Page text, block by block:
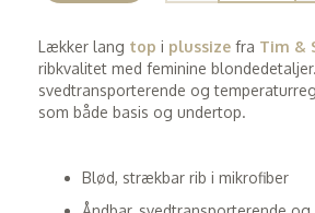
Lækker lang top i plussize fra Tim &
ribkvalitet med feminine
svedtransporterende og
som både basis og undertop.
Blød, strækbar rib i mikrofiber